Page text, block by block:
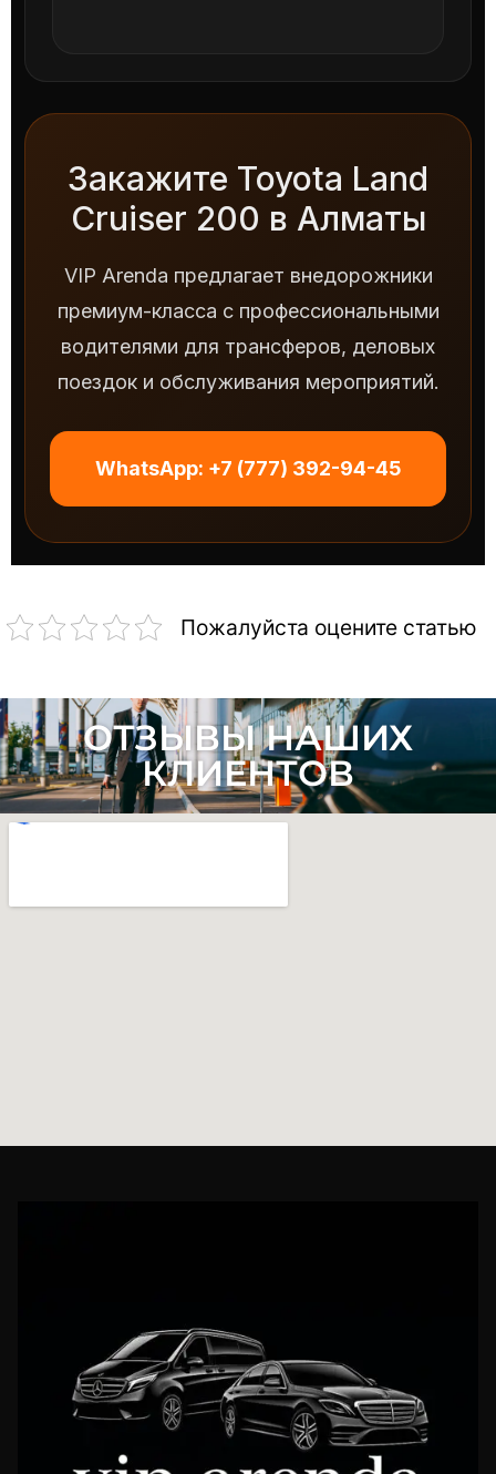
Закажите Toyota Land
Cruiser 200 в Алматы
VIP Arenda предлагает внедорожники
премиум-класса с профессиональными
водителями для трансферов, деловых
поездок и обслуживания мероприятий.
WhatsApp: +7 (777) 392-94-45
Пожалуйста оцените статью
ОТЗЫВЫ НАШИХ
КЛИЕНТОВ